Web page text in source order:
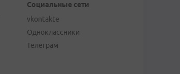
Социальные сети
vkontakte
Одноклассники
Телеграм